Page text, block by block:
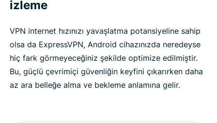
izleme
VPN internet hızınızı yavaşlatma potansiyeline sahip
olsa da ExpressVPN, Android cihazınızda neredeyse
hiç fark görmeyeceğiniz şekilde optimize edilmiştir.
Bu, güçlü çevrimiçi güvenliğin keyfini çıkarırken daha
az ara belleğe alma ve bekleme anlamına gelir.